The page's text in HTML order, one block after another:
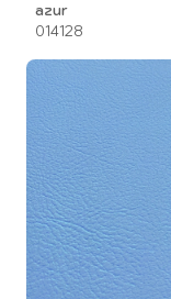
azur
014128